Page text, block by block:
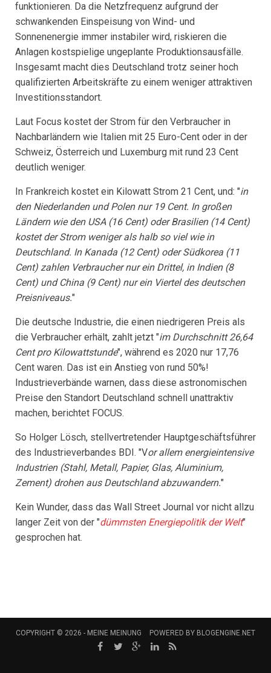
funktionieren. Da die Netzfrequenz aufgrund der
schwankenden Einspeisung von Wind- und
Sonnenenergie immer instabiler wird, riskieren die
Anlagen kostspielige ungeplante Produktionsausfälle.
Insgesamt macht dies Deutschland trotz seiner hoch
qualifizierten Arbeitskräfte zu einem weniger attraktiven
Investitionsstandort.
Laut Focus kostet der Strom für den Verbraucher in
Nachbarländern wie Italien mit 25 Euro-Cent oder in der
Schweiz, Österreich und Luxemburg mit rund 23 Cent
deutlich weniger.
In Frankreich kostet ein Kilowatt Strom 21 Cent, und: "in
den Niederlanden und Polen nur 19 Cent. In großen
Ländern wie den USA (16 Cent) oder Brasilien (14 Cent)
kostet der Strom weniger als halb so viel wie in
Deutschland. In Kanada (12 Cent) oder Südkorea (11
Cent) zahlen Verbraucher nur ein Drittel, in Indien (8
Cent) und China (9 Cent) nur ein Viertel des deutschen
Preisniveaus."
Die deutsche Industrie, die einen niedrigeren Preis als
die Verbraucher erhält, zahlt jetzt "im Durchschnitt 26,64
Cent pro Kilowattstunde", während es 2020 nur 17,76
Cent waren. Das ist ein Anstieg von rund 50%!
Industrieverbände warnen, dass diese astronomischen
Preise den Standort Deutschland schnell unattraktiv
machen, berichtet FOCUS.
So Holger Lösch, stellvertretender Hauptgeschäftsführer
des Industrieverbandes BDI. "Vor allem energieintensive
Industrien (Stahl, Metall, Papier, Glas, Aluminium,
Zement) drohen aus Deutschland abzuwandern."
Kein Wunder, dass das Wall Street Journal vor nicht allzu
langer Zeit von der "dümmsten Energiepolitik der Welt"
gesprochen hat.
COPYRIGHT © 2026 - MEINE MEINUNG POWERED BY BLOGENGINE.NET